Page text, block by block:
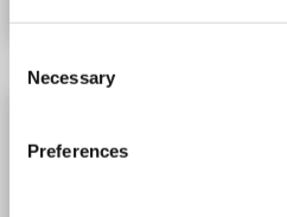
Selection
Necessary
Preferences
SHC3 Origine: Humain